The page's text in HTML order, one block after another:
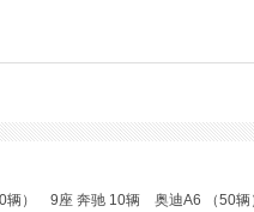
9座 奔驰 10辆 奥迪A6 （50辆）